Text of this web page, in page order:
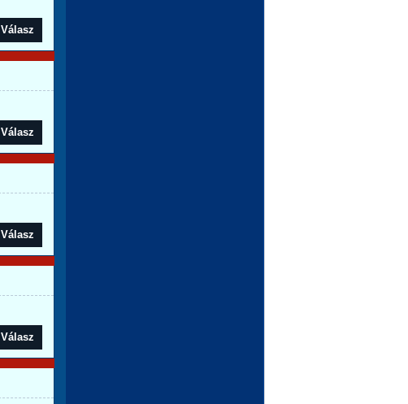
Válasz
Válasz
Válasz
Válasz